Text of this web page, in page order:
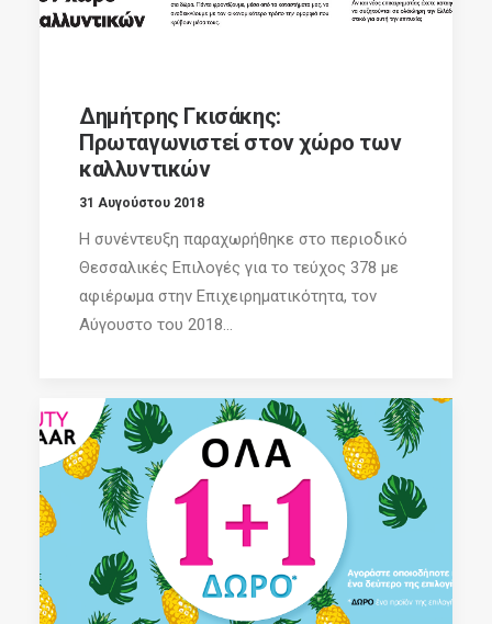
Δημήτρης Γκισάκης:
Πρωταγωνιστεί στον χώρο των
καλλυντικών
31 Αυγούστου 2018
Η συνέντευξη παραχωρήθηκε στο περιοδικό
Θεσσαλικές Επιλογές για το τεύχος 378 με
αφιέρωμα στην Επιχειρηματικότητα, τον
Αύγουστο του 2018...